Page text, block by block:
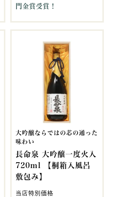
門金賞受賞！
大吟醸ならではの芯の通った
味わい
長命泉 大吟醸一度火入
720ml 【桐箱入風呂
敷包み】
当店特別価格